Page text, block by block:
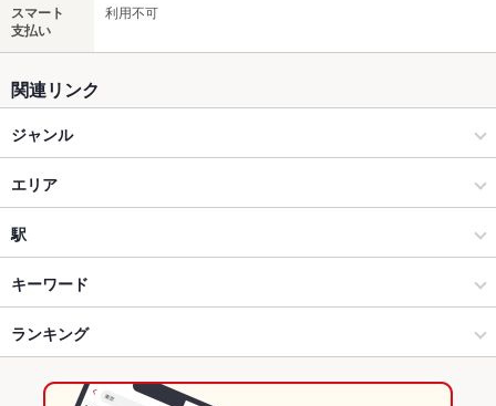
スマート
支払い
利用不可
関連リンク
ジャンル
居酒屋
和風
博多 × 居酒屋
博多 × 和風
博多駅 × 居酒屋
エリア
博多駅（筑紫口・中央街）
博多駅（筑紫口・中央街） × 居酒屋
博多駅（筑紫口・中央街） × 和風
博多駅（筑紫口・中央街） × 和食
駅
呉服町駅
博多駅
キーワード
馬刺し 刺身 もつ鍋
ランキング
福岡のグルメランキング